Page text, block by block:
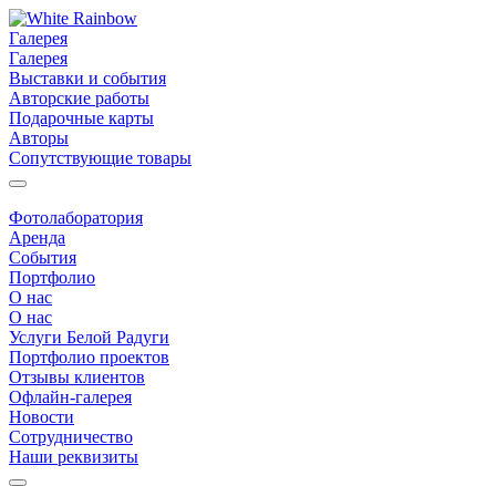
Галерея
Галерея
Выставки и события
Авторские работы
Подарочные карты
Авторы
Сопутствующие товары
Фотолаборатория
Аренда
События
Портфолио
О нас
О нас
Услуги Белой Радуги
Портфолио проектов
Отзывы клиентов
Офлайн-галерея
Новости
Сотрудничество
Наши реквизиты